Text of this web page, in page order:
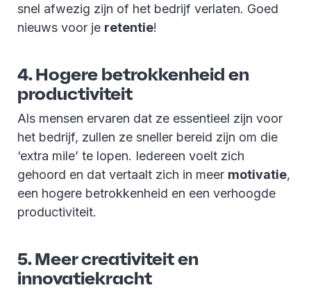
snel afwezig zijn of het bedrijf verlaten. Goed
nieuws voor je retentie!
4. Hogere betrokkenheid en
productiviteit
Als mensen ervaren dat ze essentieel zijn voor
het bedrijf, zullen ze sneller bereid zijn om die
‘extra mile’ te lopen. Iedereen voelt zich
gehoord en dat vertaalt zich in meer motivatie,
een hogere betrokkenheid en een verhoogde
productiviteit.
5. Meer creativiteit en
innovatiekracht